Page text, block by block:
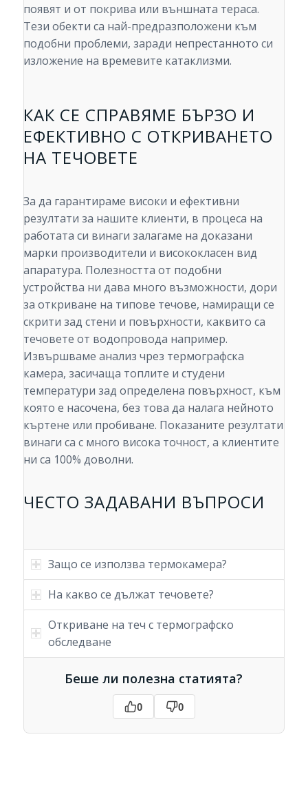
появят и от покрива или външната тераса.
Тези обекти са най-предразположени към
подобни проблеми, заради непрестанното си
изложение на времевите катаклизми.
КАК СЕ СПРАВЯМЕ БЪРЗО И
ЕФЕКТИВНО С ОТКРИВАНЕТО
НА ТЕЧОВЕТЕ
За да гарантираме високи и ефективни
резултати за нашите клиенти, в процеса на
работата си винаги залагаме на доказани
марки производители и висококласен вид
апаратура. Полезността от подобни
устройства ни дава много възможности, дори
за откриване на типове течове, намиращи се
скрити зад стени и повърхности, каквито са
течовете от водопровода например.
Извършваме анализ чрез термографска
камера, засичаща топлите и студени
температури зад определена повърхност, към
която е насочена, без това да налага нейното
къртене или пробиване. Показаните резултати
винаги са с много висока точност, а клиентите
ни са 100% доволни.
ЧЕСТО ЗАДАВАНИ ВЪПРОСИ
Защо се използва термокамера?
На какво се дължат течовете?
Откриване на теч с термографско
обследване
Беше ли полезна статията?
0 0